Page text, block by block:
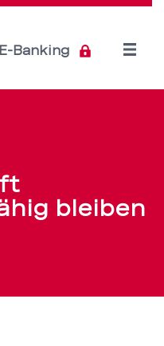
Banking
Open
bleiben